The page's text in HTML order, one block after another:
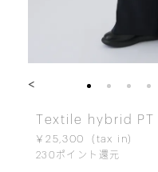
<
Textile hybrid PT
￥25,300
230 ポイント還元